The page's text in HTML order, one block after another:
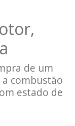
de um
combustão
estado de